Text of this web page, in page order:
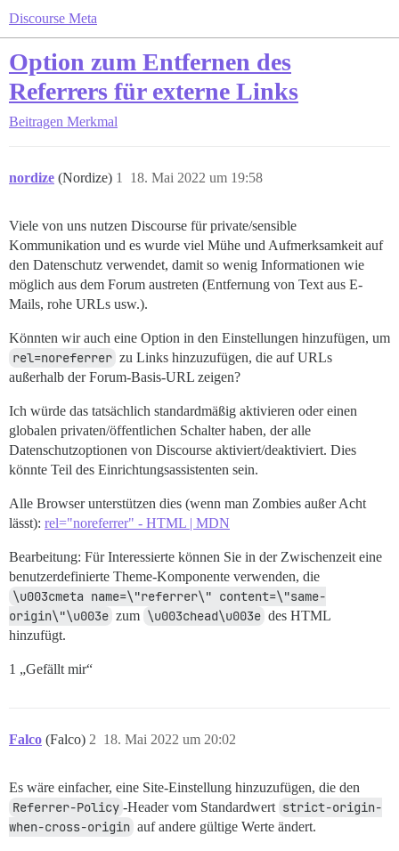
Discourse Meta
Option zum Entfernen des
Referrers für externe Links
Beitragen Merkmal
nordize (Nordize) 18. Mai 2022 um 19:58
1
Viele von uns nutzen Discourse für private/sensible
Kommunikation und es wurde viel Mühe und Aufmerksamkeit auf
den Datenschutz verwendet, damit so wenig Informationen wie
möglich aus dem Forum austreten (Entfernung von Text aus E-
Mails, rohe URLs usw.).
Könnten wir auch eine Option in den Einstellungen hinzufügen, um
rel=noreferrer zu Links hinzuzufügen, die auf URLs
außerhalb der Forum-Basis-URL zeigen?
Ich würde das tatsächlich standardmäßig aktivieren oder einen
globalen privaten/öffentlichen Schalter haben, der alle
Datenschutzoptionen von Discourse aktiviert/deaktiviert. Dies
könnte Teil des Einrichtungsassistenten sein.
Alle Browser unterstützen dies (wenn man Zombies außer Acht
lässt): rel="noreferrer" - HTML | MDN
Bearbeitung: Für Interessierte können Sie in der Zwischenzeit eine
benutzerdefinierte Theme-Komponente verwenden, die
\u003cmeta name=\"referrer\" content=\"same-
origin\"\u003e zum \u003chead\u003e des HTML
hinzufügt.
1 „Gefällt mir“
Falco (Falco) 18. Mai 2022 um 20:02
2
Es wäre einfacher, eine Site-Einstellung hinzuzufügen, die den
Referrer-Policy -Header vom Standardwert strict-origin-
when-cross-origin auf andere gültige Werte ändert.